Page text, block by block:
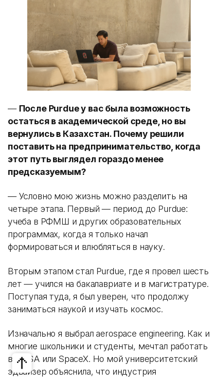
— После Purdue у вас была возможность
остаться в академической среде, но вы
вернулись в Казахстан. Почему решили
поставить на предпринимательство, когда
этот путь выглядел гораздо менее
предсказуемым?
— Условно мою жизнь можно разделить на
четыре этапа. Первый — период до Purdue:
учеба в РФМШ и других образовательных
программах, когда я только начал
формироваться и влюбляться в науку.
Вторым этапом стал Purdue, где я провел шесть
лет — учился на бакалавриате и в магистратуре.
Поступая туда, я был уверен, что продолжу
заниматься наукой и изучать космос.
Изначально я выбрал aerospace engineering. Как и
многие школьники и студенты, мечтал работать
в NASA или SpaceX. Но мой университетский
эдвайзер объяснила, что индустрия